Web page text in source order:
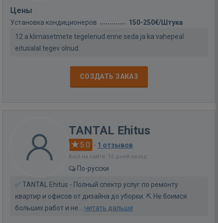
Цены
Установка кондиционеров
150-250€/Штука
12 a klimasetmete tegelenud enne seda ja ka vahepeal
eitusalal tegev olnud.
СОЗДАТЬ ЗАКАЗ
TANTAL Ehitus
5.0 · 1 отзывов
Был на сайте: 15 дней назад
По-русски
✅ TANTAL Ehitus - Полный спектр услуг по ремонту
квартир и офисов от дизайна до уборки. ⛏ Не боимся
больших работ и не... читать дальше